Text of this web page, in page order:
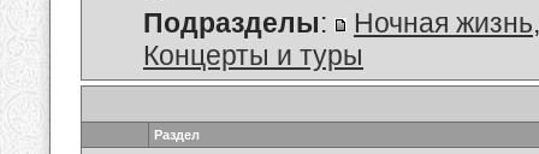
Подразделы: Ночная жизнь
Концерты и туры
Раздел